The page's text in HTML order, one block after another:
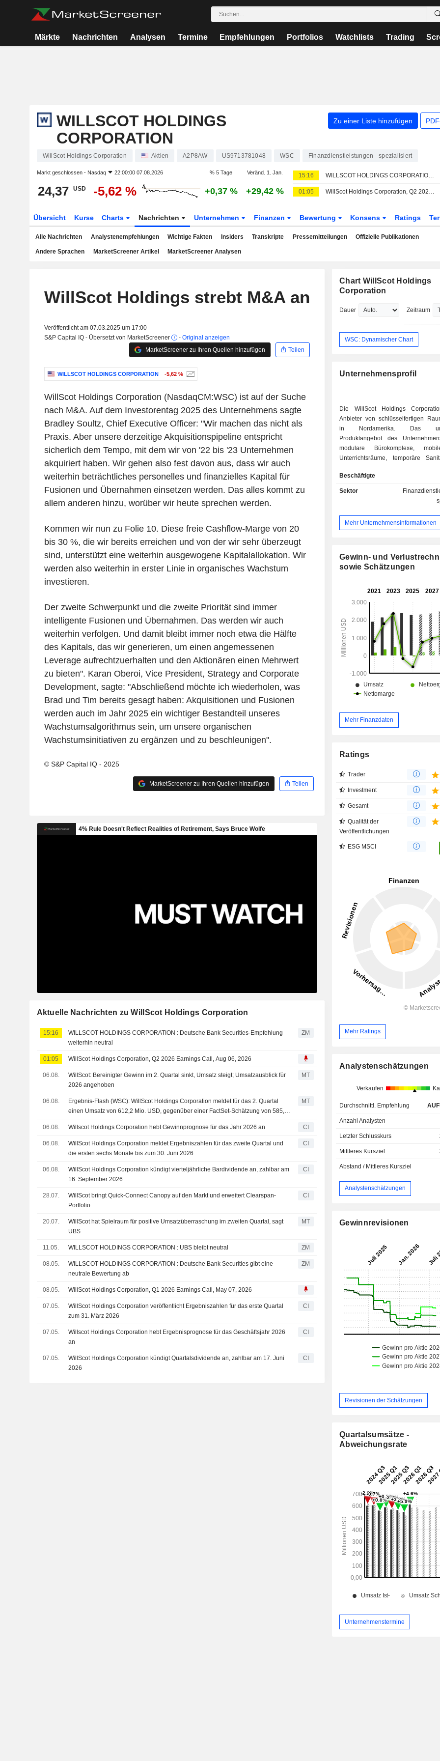
Märkte Nachrichten Analysen Termine Empfehlungen Portfolios Watchlists Trading
WILLSCOT HOLDINGS
CORPORATION
Zu einer Liste hinzufügen
WillScot Holdings Corporation Aktien A2P8AW US9713781048 WSC Finanzdienstleistungen - spezialisiert
Markt geschlossen - Nasdaq 22:00:00 07.08.2026 % 5 Tage Veränd. 1. Jan.
24,37 USD -5,62 % +0,37 % +29,42 %
15:16 WILLSCOT HOLDINGS CORPORATION : Deutsche Bank Securities-Empfehlung weiterhin neutral
01:05 WillScot Holdings Corporation, Q2 2026 Earnings Call, Aug 06, 2026
Übersicht Kurse Charts Nachrichten Unternehmen Finanzen Bewertung Konsens Ratings
Alle Nachrichten Analystenempfehlungen Wichtige Fakten Insiders Transkripte Pressemitteilungen Offizielle Publikationen
Andere Sprachen MarketScreener Artikel MarketScreener Analysen
WillScot Holdings strebt M&A an
Veröffentlicht am 07.03.2025 um 17:00
S&P Capital IQ - Übersetzt von MarketScreener
- Original anzeigen
MarketScreener zu Ihren Quellen hinzufügen
Teilen
WILLSCOT HOLDINGS CORPORATION -5,62 %
WillScot Holdings Corporation (NasdaqCM:WSC) ist auf der Suche
nach M&A. Auf dem Investorentag 2025 des Unternehmens sagte
Bradley Soultz, Chief Executive Officer: "Wir machen das nicht als
Praxis. Aber unsere derzeitige Akquisitionspipeline entspricht
sicherlich dem Tempo, mit dem wir von '22 bis '23 Unternehmen
akquiriert haben. Wir gehen also fest davon aus, dass wir auch
weiterhin beträchtliches personelles und finanzielles Kapital für
Fusionen und Übernahmen einsetzen werden. Das alles kommt zu
allem anderen hinzu, worüber wir heute sprechen werden.
Kommen wir nun zu Folie 10. Diese freie Cashflow-Marge von 20
bis 30 %, die wir bereits erreichen und von der wir sehr überzeugt
sind, unterstützt eine weiterhin ausgewogene Kapitalallokation. Wir
werden also weiterhin in erster Linie in organisches Wachstum
investieren.
Der zweite Schwerpunkt und die zweite Priorität sind immer
intelligente Fusionen und Übernahmen. Das werden wir auch
weiterhin verfolgen. Und damit bleibt immer noch etwa die Hälfte
des Kapitals, das wir generieren, um einen angemessenen
Leverage aufrechtzuerhalten und den Aktionären einen Mehrwert
zu bieten". Karan Oberoi, Vice President, Strategy and Corporate
Development, sagte: "Abschließend möchte ich wiederholen, was
Brad und Tim bereits gesagt haben: Akquisitionen und Fusionen
werden auch im Jahr 2025 ein wichtiger Bestandteil unseres
Wachstumsalgorithmus sein, um unsere organischen
Wachstumsinitiativen zu ergänzen und zu beschleunigen".
© S&P Capital IQ - 2025
MarketScreener zu Ihren Quellen hinzufügen Teilen
Aktuelle Nachrichten zu WillScot Holdings Corporation
15:16
WILLSCOT HOLDINGS CORPORATION : Deutsche Bank Securities-Empfehlung
weiterhin neutral
ZM
01:05 WillScot Holdings Corporation, Q2 2026 Earnings Call, Aug 06, 2026
06.08.
WillScot: Bereinigter Gewinn im 2. Quartal sinkt, Umsatz steigt; Umsatzausblick für
2026 angehoben
MT
06.08.
Ergebnis-Flash (WSC): WillScot Holdings Corporation meldet für das 2. Quartal
einen Umsatz von 612,2 Mio. USD, gegenüber einer FactSet-Schätzung von 585,4
MT
06.08. Willscot Holdings Corporation hebt Gewinnprognose für das Jahr 2026 an CI
06.08.
WillScot Holdings Corporation meldet Ergebniszahlen für das zweite Quartal und
die ersten sechs Monate bis zum 30. Juni 2026
CI
06.08.
WillScot Holdings Corporation kündigt vierteljährliche Bardividende an, zahlbar am
16. September 2026
CI
28.07.
WillScot bringt Quick-Connect Canopy auf den Markt und erweitert Clearspan-
Portfolio
CI
20.07.
WillScot hat Spielraum für positive Umsatzüberraschung im zweiten Quartal, sagt
UBS
MT
11.05. WILLSCOT HOLDINGS CORPORATION : UBS bleibt neutral ZM
08.05.
WILLSCOT HOLDINGS CORPORATION : Deutsche Bank Securities gibt eine
neutrale Bewertung ab
ZM
08.05. WillScot Holdings Corporation, Q1 2026 Earnings Call, May 07, 2026
07.05.
WillScot Holdings Corporation veröffentlicht Ergebniszahlen für das erste Quartal
zum 31. März 2026
CI
07.05.
Willscot Holdings Corporation hebt Ergebnisprognose für das Geschäftsjahr 2026
an
CI
07.05.
WillScot Holdings Corporation kündigt Quartalsdividende an, zahlbar am 17. Juni
2026
CI
Chart WillScot Holdings
Corporation
Dauer Zeitraum
WSC: Dynamischer Chart
Unternehmensprofil
Die WillScot Holdings
Anbieter von schlüsselfertigen
in Nordamerika. Das
Produktangebot des
modulare Bürokomplexe,
Unterrichtsräume, temporäre
und klimatisierte Einheiten sowie
Konstruktionen sowie eine
zusammengestellte
weiteren Zusatzdienstleistungen,
schlüsselfertige Lösungen für
Ressourcen bestehende
Serviceinfrastruktur, die seinen
Abtransport- und sonstige
bereitstellt. Seine Kunden sind in
von Endmärkten tätig, darunter
Infrastruktur, Gewerbe und
und natürliche Ressourcen sowie
Institutionen. Das Filialnetz
Standorte sowie weitere Abstellplätze.
Beschäftigte
Sektor
Mehr Unternehmensinformationen
Gewinn- und
sowie Schätzungen
Mehr Finanzdaten
Ratings
Trader
Investment
Gesamt
Qualität der
Veröffentlichungen
ESG MSCI
Mehr Ratings
Analystenschätzungen
Verkaufen
Durchschnittl. Empfehlung
Anzahl Analysten
Letzter Schlusskurs
Mittleres Kursziel
Abstand / Mittleres Kursziel
Analystenschätzungen
Gewinnrevisionen
Revisionen der Schätzungen
Quartalsumsätze -
Abweichungsrate
Unternehmenstermine